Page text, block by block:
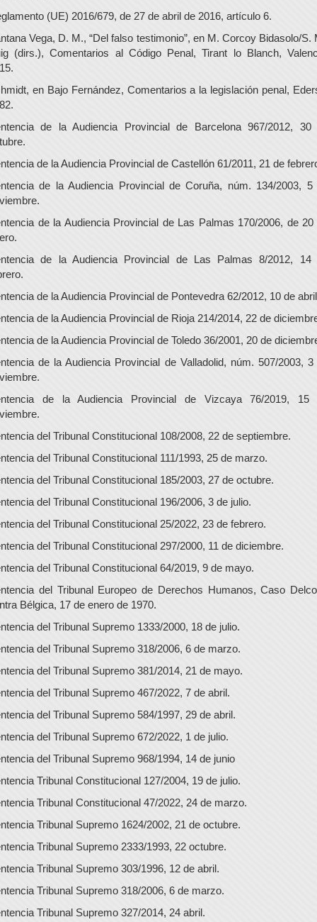
(UE) 2016/679, de 27 de abril de 2016, artículo 6.
Vega, D. M., “Del falso testimonio”, en M. Corcoy Bidasolo/S.
(dirs.), Comentarios al Código Penal, Tirant lo Blanch,
en Bajo Fernández, Comentarios a la legislación penal,
de la Audiencia Provincial de Barcelona 967/2012, 30
de la Audiencia Provincial de Castellón 61/2011, 21 de
de la Audiencia Provincial de Coruña, núm. 134/2003, 5
de la Audiencia Provincial de Las Palmas 170/2006, de 20
de la Audiencia Provincial de Las Palmas 8/2012, 14
de la Audiencia Provincial de Pontevedra 62/2012, 10 de
de la Audiencia Provincial de Rioja 214/2014, 22 de
de la Audiencia Provincial de Toledo 36/2001, 20 de
de la Audiencia Provincial de Valladolid, núm. 507/2003, 3
de la Audiencia Provincial de Vizcaya 76/2019, 15
del Tribunal Constitucional 108/2008, 22 de septiembre.
del Tribunal Constitucional 111/1993, 25 de marzo.
del Tribunal Constitucional 185/2003, 27 de octubre.
del Tribunal Constitucional 196/2006, 3 de julio.
del Tribunal Constitucional 25/2022, 23 de febrero.
del Tribunal Constitucional 297/2000, 11 de diciembre.
del Tribunal Constitucional 64/2019, 9 de mayo.
del Tribunal Europeo de Derechos Humanos, Caso
Bélgica, 17 de enero de 1970.
del Tribunal Supremo 1333/2000, 18 de julio.
del Tribunal Supremo 318/2006, 6 de marzo.
del Tribunal Supremo 381/2014, 21 de mayo.
del Tribunal Supremo 467/2022, 7 de abril.
del Tribunal Supremo 584/1997, 29 de abril.
del Tribunal Supremo 672/2022, 1 de julio.
del Tribunal Supremo 968/1994, 14 de junio
Tribunal Constitucional 127/2004, 19 de julio.
Tribunal Constitucional 47/2022, 24 de marzo.
Tribunal Supremo 1624/2002, 21 de octubre.
Tribunal Supremo 2333/1993, 22 octubre.
Tribunal Supremo 303/1996, 12 de abril.
Tribunal Supremo 318/2006, 6 de marzo.
Tribunal Supremo 327/2014, 24 abril.